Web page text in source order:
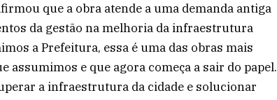
que a obra atende a uma demanda antiga
da gestão na melhoria da infraestrutura
a Prefeitura, essa é uma das obras mais
assumimos e que agora começa a sair do papel.
a infraestrutura da cidade e solucionar